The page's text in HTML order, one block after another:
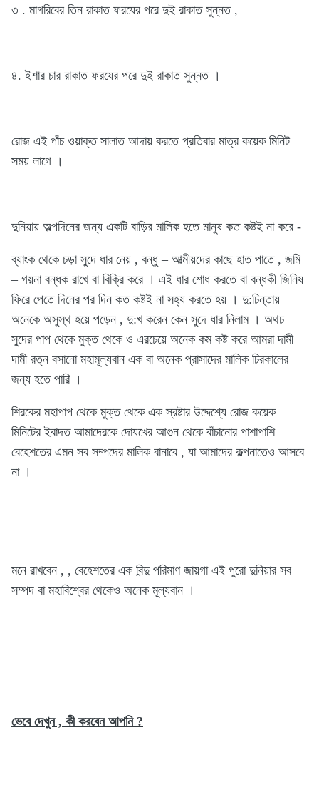
৩ . মাগরিবের তিন রাকাত ফরযের পরে দুই রাকাত সুন্নত ,
৪. ইশার চার রাকাত ফরযের পরে দুই রাকাত সুন্নত ।
রোজ এই পাঁচ ওয়াক্ত সালাত আদায় করতে প্রতিবার মাত্র কয়েক মিনিট
সময় লাগে ।
দুনিয়ায় অল্পদিনের জন্য একটি বাড়ির মালিক হতে মানুষ কত কষ্টই না করে -
ব্যাংক থেকে চড়া সুদে ধার নেয় , বন্ধু – আত্মীয়দের কাছে হাত পাতে , জমি
– গয়না বন্ধক রাখে বা বিক্রি করে । এই ধার শোধ করতে বা বন্ধকী জিনিষ
ফিরে পেতে দিনের পর দিন কত কষ্টই না সহ্য করতে হয় । দু:চিন্তায়
অনেকে অসুস্থ হয়ে পড়েন , দু:খ করেন কেন সুদে ধার নিলাম । অথচ
সুদের পাপ থেকে মুক্ত থেকে ও এরচেয়ে অনেক কম কষ্ট করে আমরা দামী
দামী রত্ন বসানো মহামূল্যবান এক বা অনেক প্রাসাদের মালিক চিরকালের
জন্য হতে পারি ।
শিরকের মহাপাপ থেকে মুক্ত থেকে এক স্রষ্টার উদ্দেশ্যে রোজ কয়েক
মিনিটের ইবাদত আমাদেরকে দোযখের আগুন থেকে বাঁচানোর পাশাপাশি
বেহেশতের এমন সব সম্পদের মালিক বানাবে , যা আমাদের কল্পনাতেও আসবে
না ।
মনে রাখবেন , , বেহেশতের এক বিন্দু পরিমাণ জায়গা এই পুরো দুনিয়ার সব
সম্পদ বা মহাবিশ্বের থেকেও অনেক মূল্যবান ।
ভেবে দেখুন , কী করবেন আপনি ?